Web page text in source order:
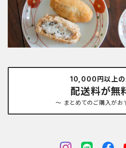
10,000円以上の
配送料が無
～ まとめてのご購入がお